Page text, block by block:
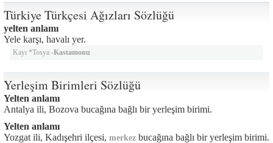
Türkiye Türkçesi Ağızları Sözlüğü
yelten anlamı
Yele karşı, havalı yer.
Kayı *Tosya -Kastamonu
Yerleşim Birimleri Sözlüğü
Yelten anlamı
Antalya ili, Bozova bucağına bağlı bir yerleşim birimi.
Yelten anlamı
Yozgat ili, Kadışehri ilçesi, merkez bucağına bağlı bir yerleşim birimi.